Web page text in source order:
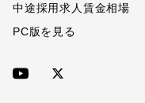
中途採用求人賃金相場
PC版を見る